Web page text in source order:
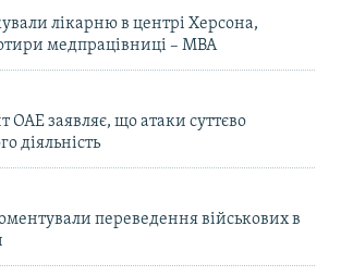
лікарню в центрі Херсона,
медпрацівниці – МВА
ОАЕ заявляє, що атаки суттєво
діяльність
переведення військових в